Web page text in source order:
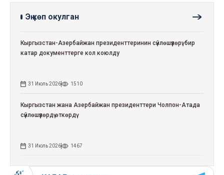
Эң көп окулган
Кыргызстан-Азербайжан президенттеринин сүйлөшүүлөрү: бир
катар документтерге кол коюлду
31 Июль 2026 1510
Кыргызстан жана Азербайжан президенттери Чолпон-Атада
сүйлөшүүлөрдү өткөрдү
31 Июль 2026 1467